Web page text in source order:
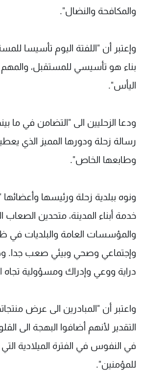
والمكافحة والنضال".
وإعتبر أن "اللفتة اليوم تأسيسا
بناء هو تأسيسي للمستقبل، والمهم
اليأس".
ودعا الزحليين الى "التضامن في ما
رسالة زحلة ودورها المميز الذي
وطابعها الخاص".
ونوه ببلدية زحلة ورئيسها
خدمة أبناء المدينة، متحدين الصعاب
والمؤسسات العامة والبلديات في
وإجتماعي وصحي وبيئي صعب جدا.
دراية ووعي وإدراك ومسؤولية تجاه
واعتبر أن "المبادرين الى عرض
التقدير لأنهم أضافوا البهجة الى
في النفوس في الفترة الميلادية التي
للمؤمنين".